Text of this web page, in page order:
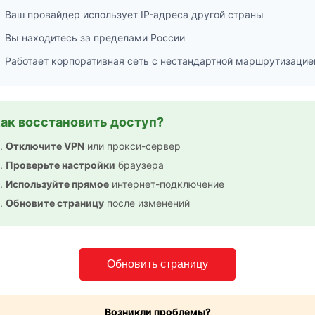
Ваш провайдер использует IP-адреса другой страны
Вы находитесь за пределами России
Работает корпоративная сеть с нестандартной
восстановить доступ?
Отключите VPN или прокси-сервер
Проверьте настройки браузера
Используйте прямое интернет-подключение
Обновите страницу после изменений
Обновить страницу
Возникли проблемы?